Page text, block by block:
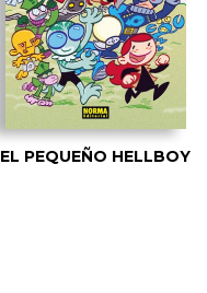
EL PEQUEÑO HELLBOY